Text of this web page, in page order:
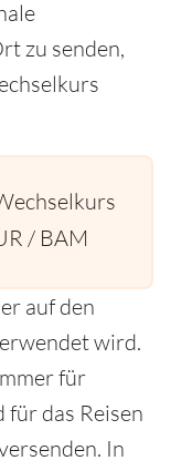
zu senden,
/ BAM
auf den
wird.
für
das Reisen
In